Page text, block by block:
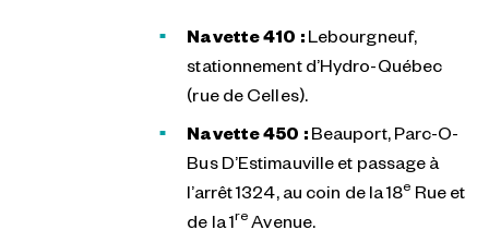
Navette 410 :Lebourgneuf,
stationnement d’Hydro-Québec
(rue de Celles).
Navette 450 :Beauport, Parc-O-
Bus D’Estimauville et passage à
l’arrêt 1324, au coin de la 18e Rue et
de la 1reAvenue.